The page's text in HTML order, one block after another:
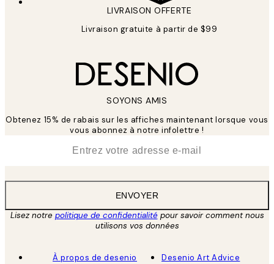
LIVRAISON OFFERTE
Livraison gratuite à partir de $99
SOYONS AMIS
Obtenez 15% de rabais sur les affiches maintenant lorsque vous
vous abonnez à notre infolettre !
ENVOYER
Lisez notre politique de confidentialitépour savoir comment nous
utilisons vos données
À propos de desenio
Desenio Art Advice